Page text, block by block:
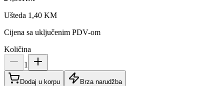
Ušteda 1,40 KM
Cijena sa uključenim PDV-om
Količina
1
Dodaj u korpu Brza narudžba